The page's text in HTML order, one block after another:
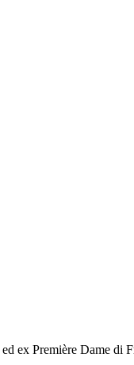
ed ex Première Dame di